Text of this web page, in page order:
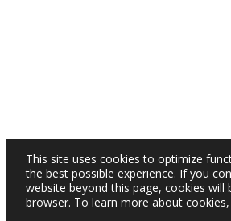
This site uses cookies to optimize
the best possible experience. If you
website beyond this page, cookies will
browser. To learn more about cookies,